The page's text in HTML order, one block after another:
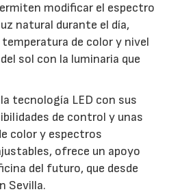
modificar el espectro
natural durante el día,
de color y nivel
sol con la luminaria que
tecnología LED con sus
de control y unas
color y espectros
ofrece un apoyo
del futuro, que desde
Sevilla.